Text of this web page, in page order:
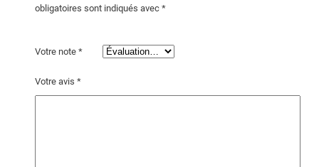
obligatoires sont indiqués avec *
Votre note *
Votre avis *